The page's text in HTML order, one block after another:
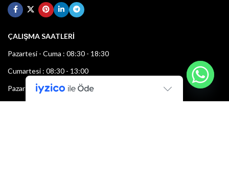
ÇALIŞMA SAATLERİ
Pazartesi - Cuma : 08:30 - 18:30
Cumartesi : 08:30 - 13:00
Pazar: Kapalı